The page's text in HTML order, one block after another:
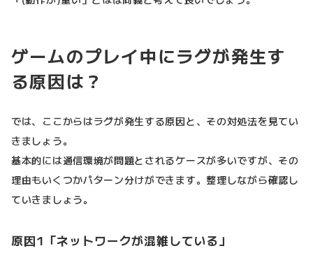
ゲームのプレイ中にラグが発生す
る原因は？
では、ここからはラグが発生する原因と、その対処法を見てい
きましょう。
基本的には通信環境が問題とされるケースが多いですが、その
理由もいくつかパターン分けができます。整理しながら確認し
ていきましょう。
原因1「ネットワークが混雑している」